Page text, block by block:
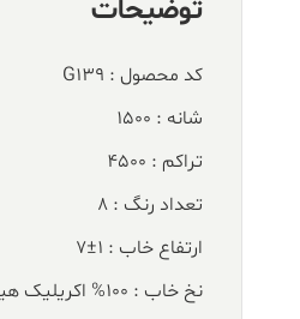
توضیحات
کد محصول : G139
شانه : 1500
تراکم : 4500
تعداد رنگ : 8
ارتفاع خاب : 1±7
نخ خاب : 100% اکریلیک هیت ست